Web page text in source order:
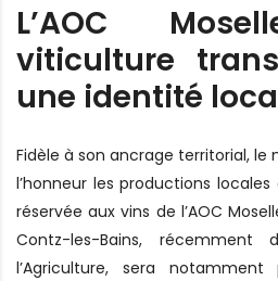
L’AOC
viticulture
une identité
Fidèle à son ancrage territorial,
l’honneur les productions
réservée aux vins de l’AOC
Contz-les-Bains,
l’Agriculture, sera